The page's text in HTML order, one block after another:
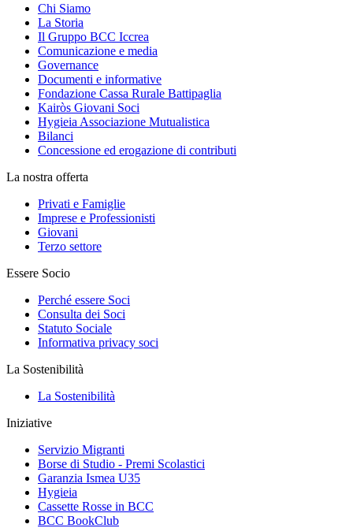
Chi Siamo
La Storia
Il Gruppo BCC Iccrea
Comunicazione e media
Governance
Documenti e informative
Fondazione Cassa Rurale Battipaglia
Kairòs Giovani Soci
Hygieia Associazione Mutualistica
Bilanci
Concessione ed erogazione di contributi
La nostra offerta
Privati e Famiglie
Imprese e Professionisti
Giovani
Terzo settore
Essere Socio
Perché essere Soci
Consulta dei Soci
Statuto Sociale
Informativa privacy soci
La Sostenibilità
La Sostenibilità
Iniziative
Servizio Migranti
Borse di Studio - Premi Scolastici
Garanzia Ismea U35
Hygieia
Cassette Rosse in BCC
BCC BookClub